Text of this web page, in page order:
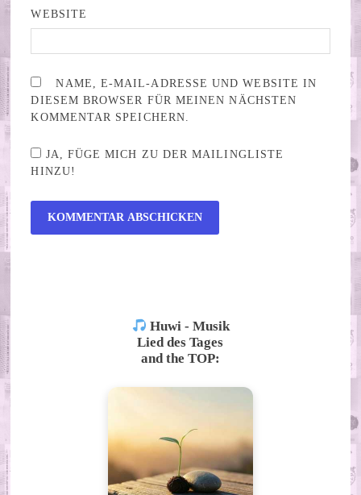
WEBSITE
NAME, E-MAIL-ADRESSE UND WEBSITE IN
DIESEM BROWSER FÜR MEINEN NÄCHSTEN
KOMMENTAR SPEICHERN.
JA, FÜGE MICH ZU DER MAILINGLISTE
HINZU!
Huwi - Musik
Lied des Tages
and the TOP: